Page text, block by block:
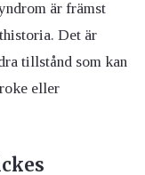
är främst
Det är
tillstånd som kan
eller